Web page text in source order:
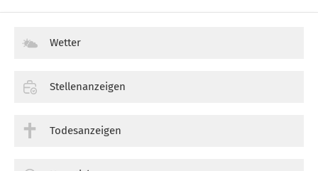
Wetter
Stellenanzeigen
Todesanzeigen